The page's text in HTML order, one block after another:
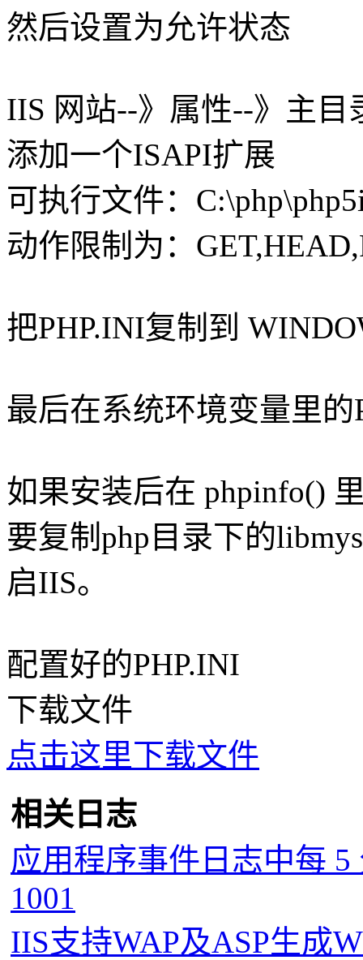
然后设置为允许状态
IIS 网站--》属性--》主目
添加一个ISAPI扩展
可执行文件：
动作限制为：
把PHP.INI复制到
最后在系统环境变量里的
如果安装后在 phpinfo()
要复制php目录下的
启IIS。
配置好的PHP.INI
下载文件
点击这里下载文件
相关日志
应用程序事件日志中每 5
1001
IIS支持WAP及ASP生成